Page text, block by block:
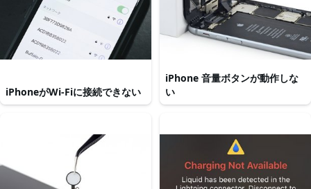
iPhoneがWi-Fiに接続できない
iPhone 音量ボタンが動作しな
い